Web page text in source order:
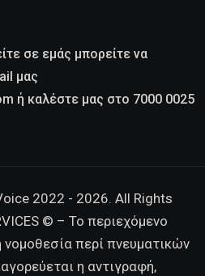
σε εμάς μπορείτε να
μας
ή καλέστε μας στο 7000 0025
2022 - 2026. All Rights
© – Το περιεχόμενο
περί πνευματικών
η αντιγραφή,